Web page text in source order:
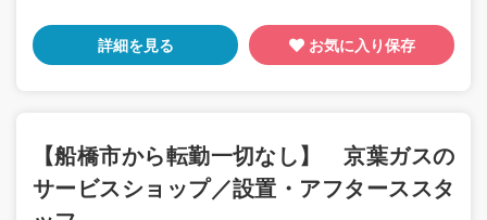
詳細を見る お気に入り保存
【船橋市から転勤一切なし】 京葉ガスの
サービスショップ／設置・アフターススタ